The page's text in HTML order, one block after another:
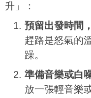
升」：
預留出發時間
趕路是怒氣的
躁。
準備音樂或白
放一張輕音樂